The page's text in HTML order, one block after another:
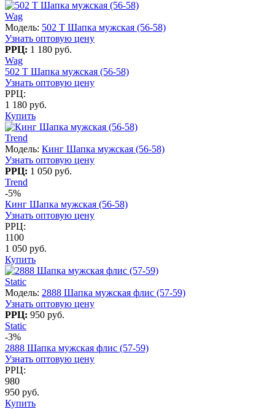
Wag
Модель: 502 T Шапка мужская (56-58)
Узнать оптовую цену
РРЦ: 1 180 руб.
Wag
502 T Шапка мужская (56-58)
Узнать оптовую цену
РРЦ:
1 180 руб.
Купить
Trend
Модель: Кинг Шапка мужская (56-58)
Узнать оптовую цену
РРЦ: 1 050 руб.
Trend
-5%
Кинг Шапка мужская (56-58)
Узнать оптовую цену
РРЦ:
1100
1 050 руб.
Купить
Static
Модель: 2888 Шапка мужская флис (57-59)
Узнать оптовую цену
РРЦ: 950 руб.
Static
-3%
2888 Шапка мужская флис (57-59)
Узнать оптовую цену
РРЦ:
980
950 руб.
Купить